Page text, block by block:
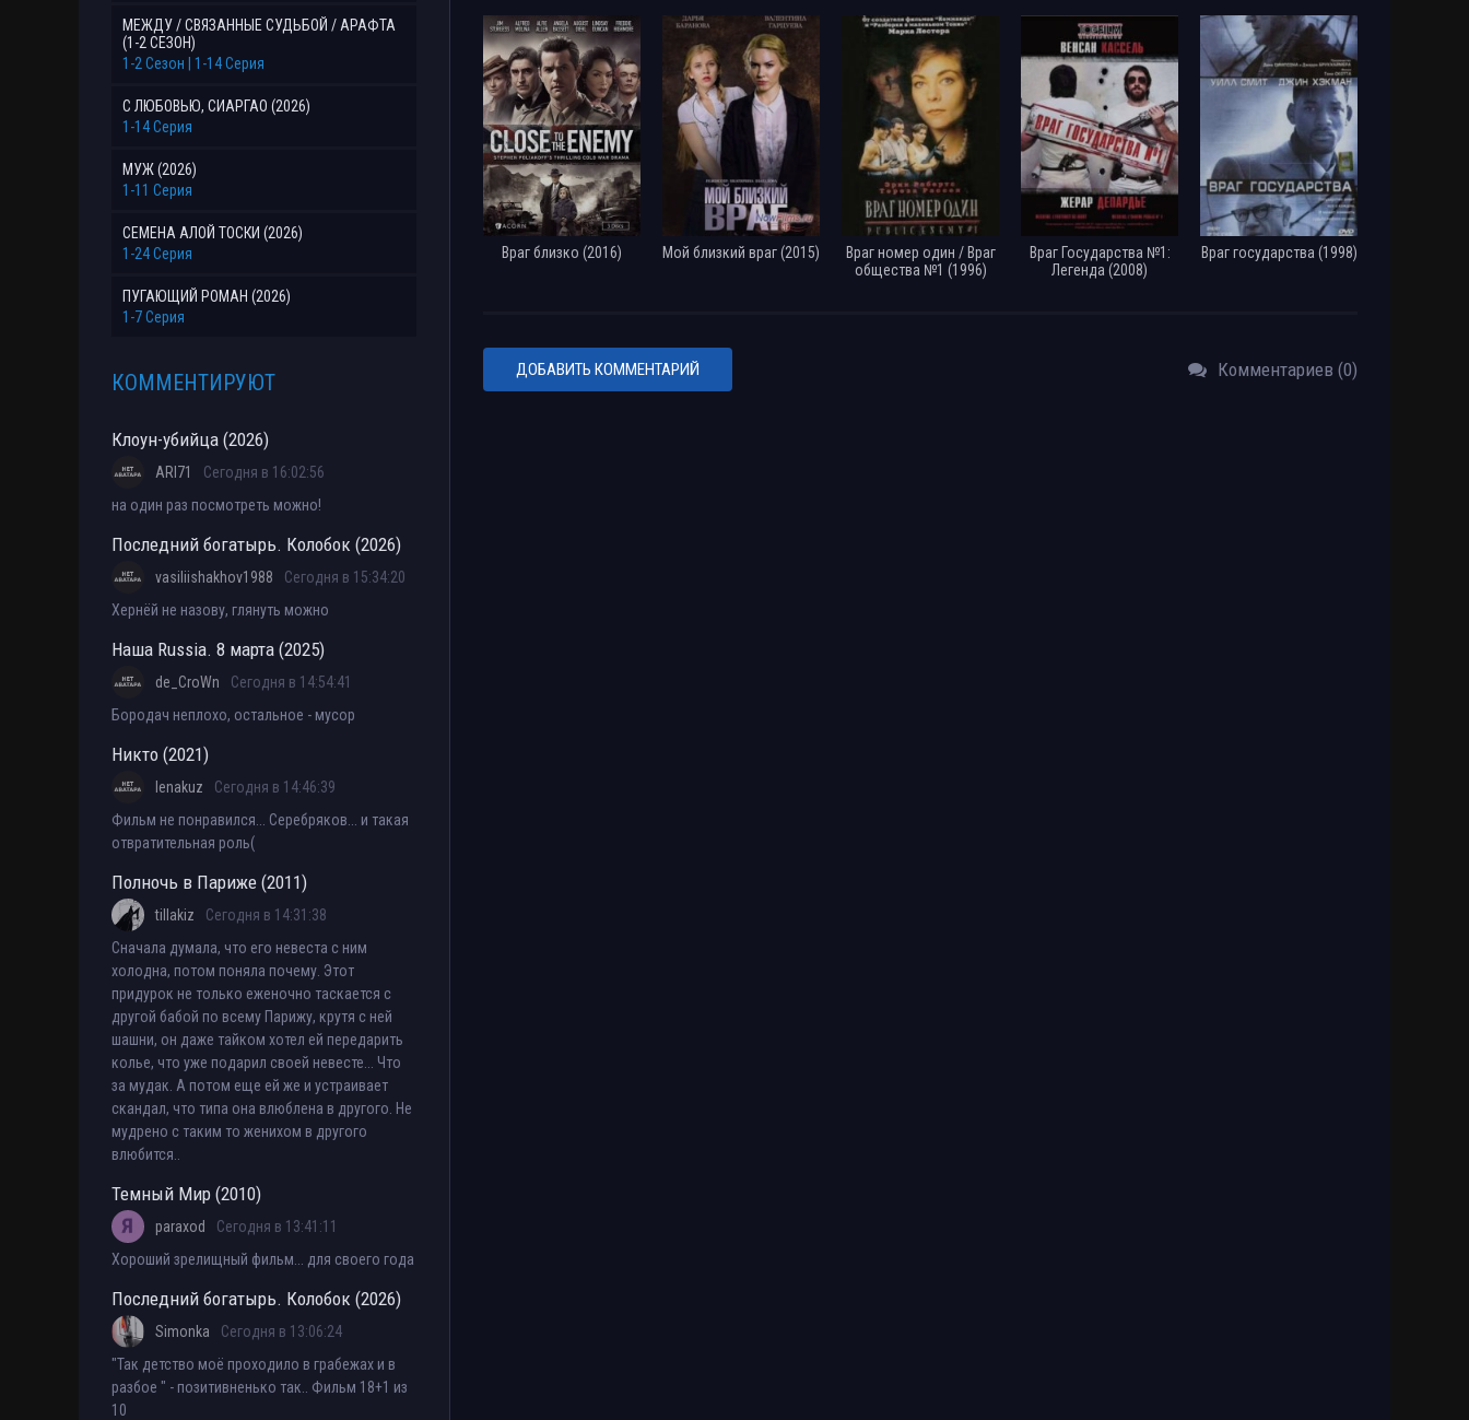
Враг близко (2016) Мой близкий враг (2015)
Враг номер один / Враг
общества №1 (1996)
Враг Государства №1:
Легенда (2008)
Враг государства (1998)
ДОБАВИТЬ КОММЕНТАРИЙ Комментариев (0)
МЕЖДУ / СВЯЗАННЫЕ СУДЬБОЙ / АРАФТА
(1-2 СЕЗОН)
1-2 Сезон | 1-14 Серия
С ЛЮБОВЬЮ, СИАРГАО (2026)
1-14 Серия
МУЖ (2026)
1-11 Серия
СЕМЕНА АЛОЙ ТОСКИ (2026)
1-24 Серия
ПУГАЮЩИЙ РОМАН (2026)
1-7 Серия
КОММЕНТИРУЮТ
Клоун-убийца (2026)
ARI71
Сегодня в 16:02:56
на один раз посмотреть можно!
Последний богатырь. Колобок (2026)
vasiliishakhov1988
Сегодня в 15:34:20
Хернёй не назову, глянуть можно
Наша Russia. 8 марта (2025)
de_CroWn
Сегодня в 14:54:41
Бородач неплохо, остальное - мусор
Никто (2021)
lenakuz
Сегодня в 14:46:39
Фильм не понравился... Серебряков... и такая
отвратительная роль(
Полночь в Париже (2011)
tillakiz
Сегодня в 14:31:38
Сначала думала, что его невеста с ним
холодна, потом поняла почему. Этот
придурок не только еженочно таскается с
другой бабой по всему Парижу, крутя с ней
шашни, он даже тайком хотел ей передарить
колье, что уже подарил своей невесте... Что
за мудак. А потом еще ей же и устраивает
скандал, что типа она влюблена в другого. Не
мудрено с таким то женихом в другого
влюбится..
Темный Мир (2010)
paraxod
Сегодня в 13:41:11
Хороший зрелищный фильм... для своего года
Последний богатырь. Колобок (2026)
Simonka
Сегодня в 13:06:24
"Так детство моё проходило в грабежах и в
разбое " - позитивненько так.. Фильм 18+1 из
10